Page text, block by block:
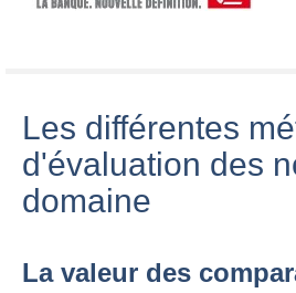
Les différentes
d'évaluation des
domaine
La valeur des